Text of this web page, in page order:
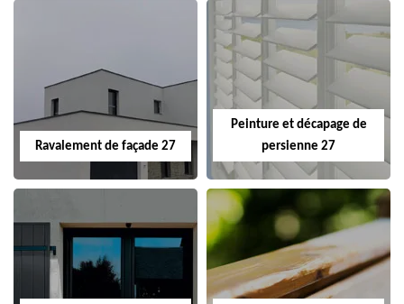
Ravalement de façade 27
Peinture et décapage de
persienne 27